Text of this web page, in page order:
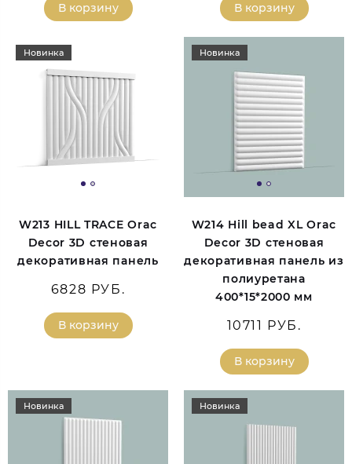
В корзину В корзину
Новинка
W213 HILL TRACE Orac
Decor 3D стеновая
декоративная панель
6828 РУБ.
В корзину
Новинка
W214 Hill bead XL Orac
Decor 3D стеновая
декоративная панель из
полиуретана
400*15*2000 мм
10711 РУБ.
В корзину
Новинка Новинка